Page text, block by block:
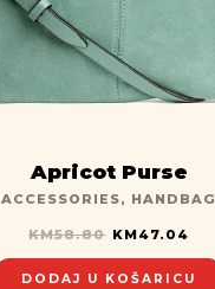
Apricot Purse
ACCESSORIES, HANDBAG
KM58.80 KM47.04
DODAJ U KOŠARICU